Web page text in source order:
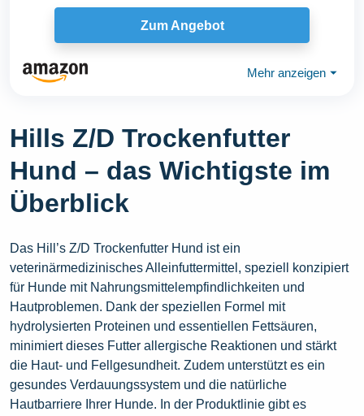
Zum Angebot
Mehr anzeigen ⏷
Hills Z/D Trockenfutter
Hund – das Wichtigste im
Überblick
Das Hill’s Z/D Trockenfutter Hund ist ein
veterinärmedizinisches Alleinfuttermittel, speziell konzipiert
für Hunde mit Nahrungsmittelempfindlichkeiten und
Hautproblemen. Dank der speziellen Formel mit
hydrolysierten Proteinen und essentiellen Fettsäuren,
minimiert dieses Futter allergische Reaktionen und stärkt
die Haut- und Fellgesundheit. Zudem unterstützt es ein
gesundes Verdauungssystem und die natürliche
Hautbarriere Ihrer Hunde. In der Produktlinie gibt es